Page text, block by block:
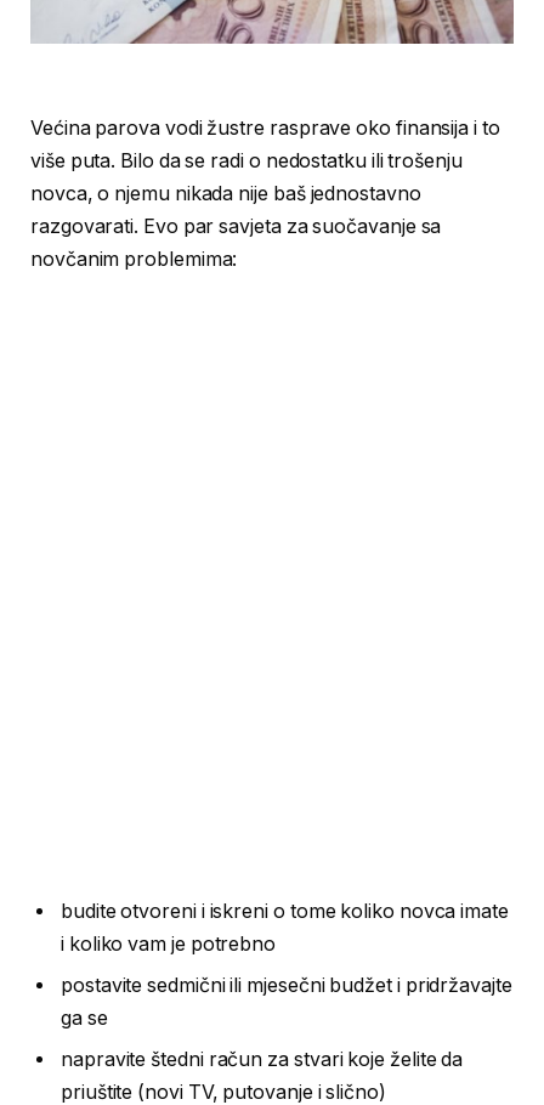
Većina parova vodi žustre rasprave oko finansija i to
više puta. Bilo da se radi o nedostatku ili trošenju
novca, o njemu nikada nije baš jednostavno
razgovarati. Evo par savjeta za suočavanje sa
novčanim problemima:
budite otvoreni i iskreni o tome koliko novca imate
i koliko vam je potrebno
postavite sedmični ili mjesečni budžet i pridržavajte
ga se
napravite štedni račun za stvari koje želite da
priuštite (novi TV, putovanje i slično)